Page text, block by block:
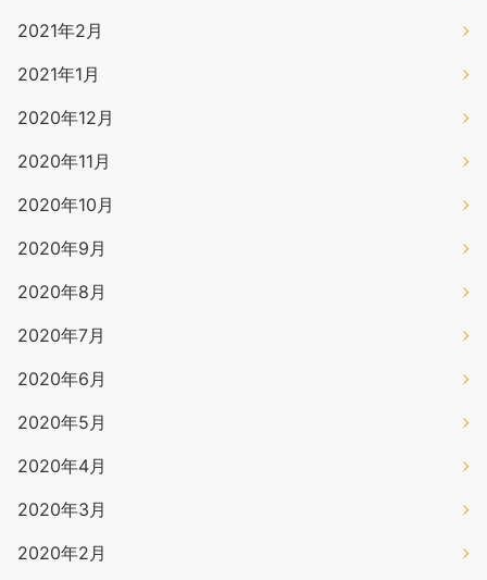
2021年2月
2021年1月
2020年12月
2020年11月
2020年10月
2020年9月
2020年8月
2020年7月
2020年6月
2020年5月
2020年4月
2020年3月
2020年2月